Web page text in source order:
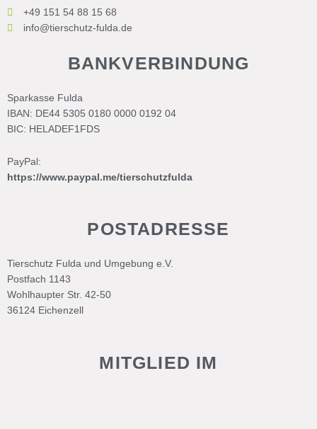
+49 151 54 88 15 68
info@tierschutz-fulda.de
BANKVERBINDUNG
Sparkasse Fulda
IBAN: DE44 5305 0180 0000 0192 04
BIC: HELADEF1FDS
PayPal:
https://www.paypal.me/tierschutzfulda
POSTADRESSE
Tierschutz Fulda und Umgebung e.V.
Postfach 1143
Wohlhaupter Str. 42-50
36124 Eichenzell
MITGLIED IM